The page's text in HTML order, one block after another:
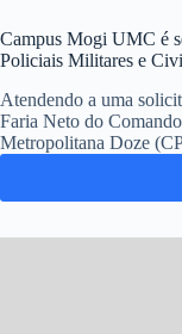
Campus Mogi UMC é
Policiais Militares e
Atendendo a uma
Faria Neto do
Metropolitana Doze